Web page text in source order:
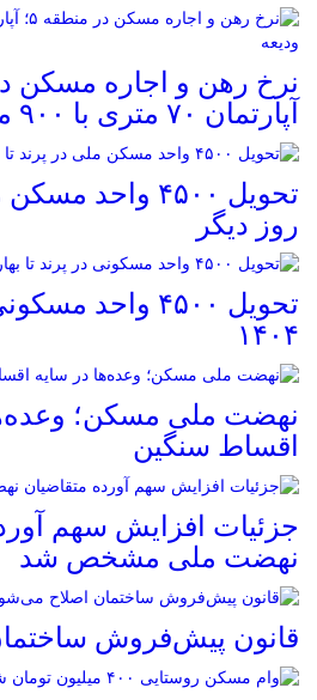
آپارتمان ۷۰ متری با ۹۰۰ میلیون ودیعه
روز دیگر
تحویل ۴۵۰۰ واحد
۱۴۰۴
نهضت ملی مسکن؛
اقساط سنگین
جزئیات افزایش سهم
نهضت ملی مشخص شد
قانون پیش‌فروش